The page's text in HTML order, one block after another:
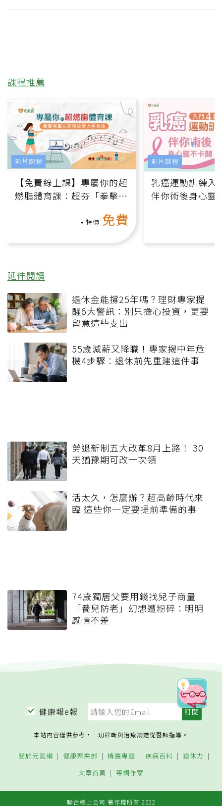
課程推薦
【免費線上課】專屬你的超
燃脂體育課：超夯「拳擊有
特價 免費
影片課程
乳癌運動訓練入
伴你術後身心靈
影片課程
延伸閱讀
退休金能撐25年嗎？理財專家提
醒6大警訊：別只擔心投資，更要
留意這些支出
55歲減薪又降職！專家揭中年危
機4步驟：退休前先重建這件事
勞退新制五大改革8月上路！ 30
天猶豫期可改一次領
活太久，怎麼辦？超高齡時代來
臨 這些你一定要提前準備的事
74歲獨居父要用錢找兒子商量
「養兒防老」幻想遭粉碎：明明
感情不差
健康報e報
本站內容僅供參考，一切診斷與治療請遵從醫師指導。
關於元氣網 健康聚樂部 精選專題 疾病百科
退休力
文章首頁
專欄作家
聯合線上公司 著作權所有 2022